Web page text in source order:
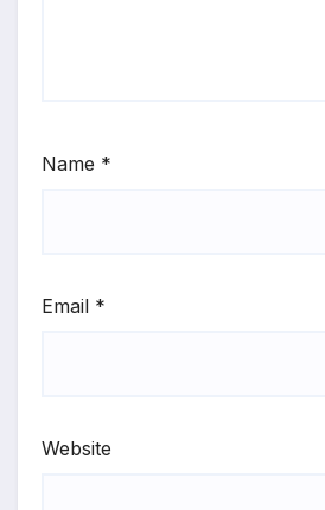
Name *
Email *
Website